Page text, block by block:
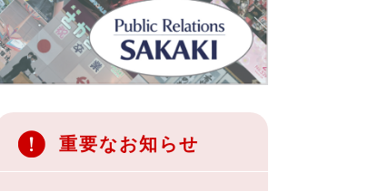
重要なお知らせ